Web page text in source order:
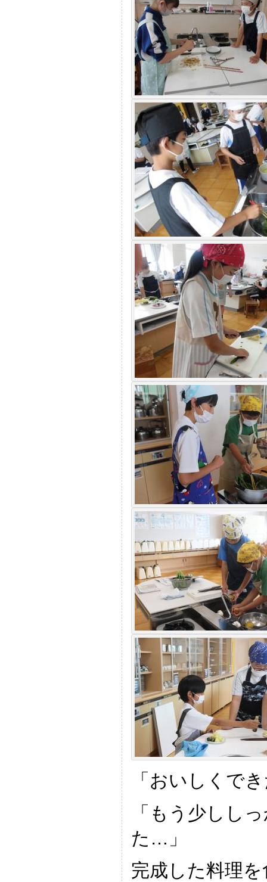
「おいしくで
「もう少しし
た…」
完成した料理